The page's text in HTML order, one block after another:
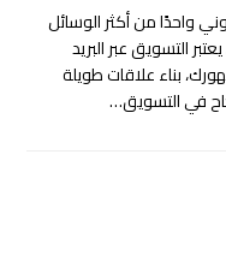
واحدًا من أكثر الوسائل
التسويق عبر البريد
بناء علاقات طويلة
في التسويق…